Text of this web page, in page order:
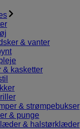
& vanter
& kasketter
& strømpebukser
& punge
& halstørklæder